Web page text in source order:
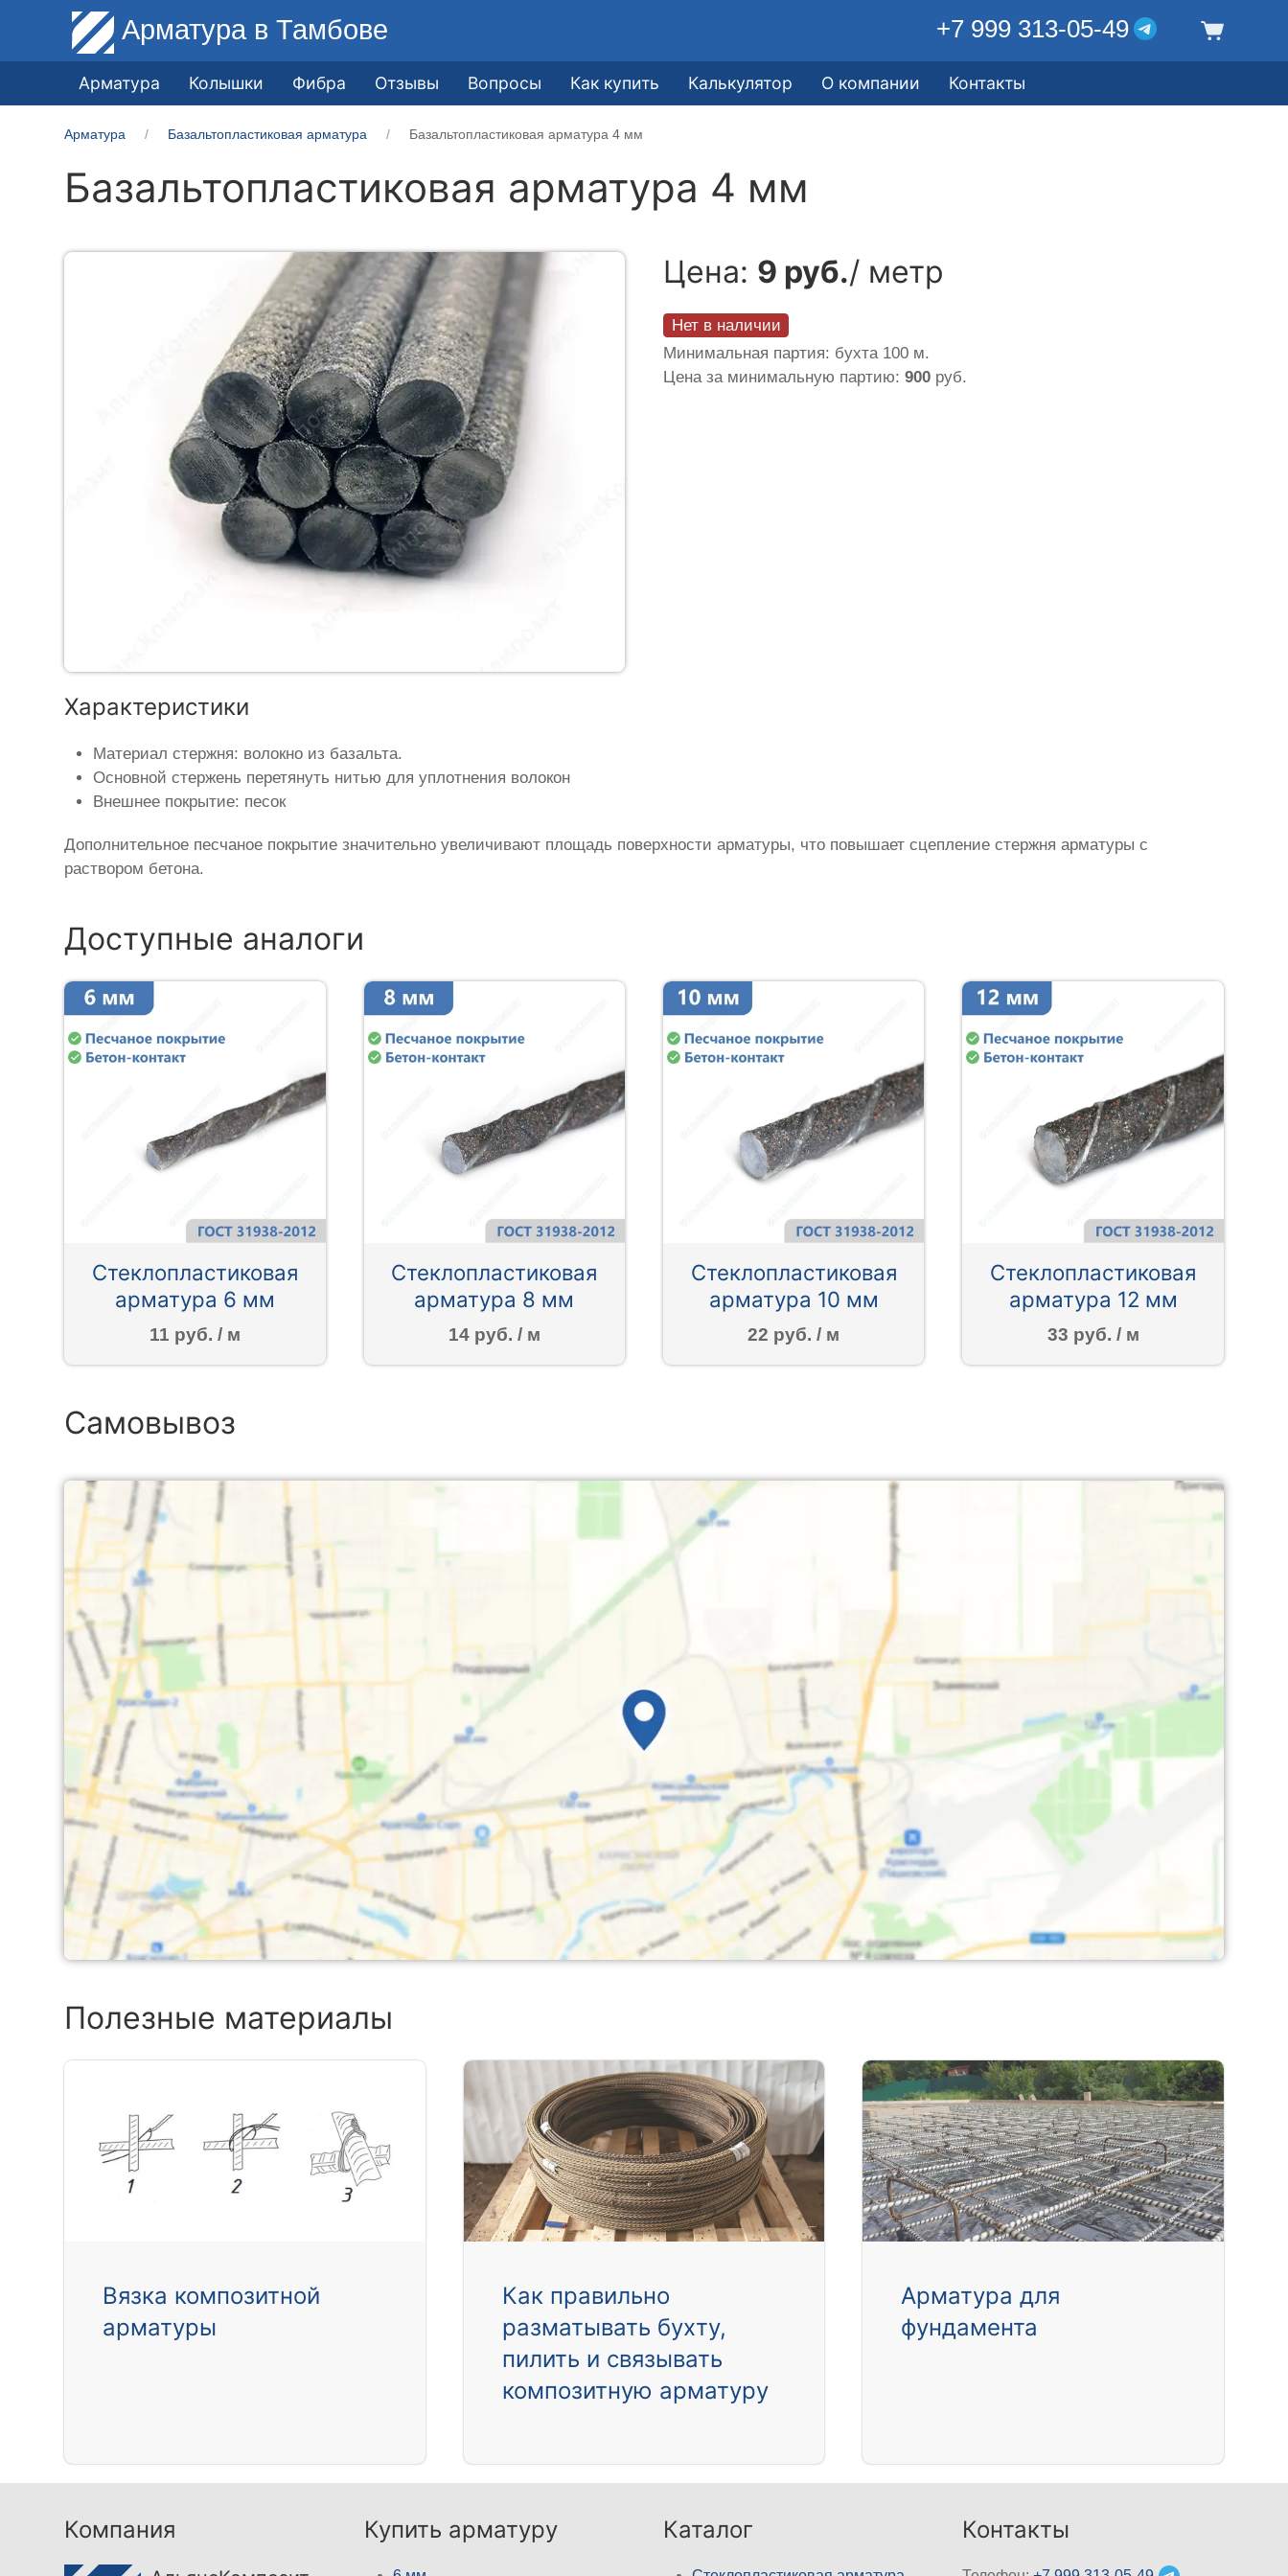
Арматура в Тамбове +7 999 313-05-49
Арматура Колышки Фибра Отзывы Вопросы Как купить Калькулятор О компании Контакты
Арматура Базальтопластиковая арматура Базальтопластиковая арматура 4 мм
Базальтопластиковая арматура 4 мм
Цена: 9 руб./ метр
Нет в наличии
Минимальная партия: бухта 100 м.
Цена за минимальную партию: 900 руб.
Характеристики
Материал стержня: волокно из базальта.
Основной стержень перетянуть нитью для уплотнения волокон
Внешнее покрытие: песок
Дополнительное песчаное покрытие значительно увеличивают площадь поверхности арматуры, что повышает сцепление стержня арматуры с
раствором бетона.
Доступные аналоги
Стеклопластиковая
арматура 6 мм
11 руб. / м
Стеклопластиковая
арматура 8 мм
14 руб. / м
Стеклопластиковая
арматура 10 мм
22 руб. / м
Стеклопластиковая
арматура 12 мм
33 руб. / м
Самовывоз
Полезные материалы
Вязка композитной
арматуры
Как правильно
разматывать бухту,
пилить и связывать
композитную арматуру
Арматура для
фундамента
Компания Купить арматуру Каталог Контакты